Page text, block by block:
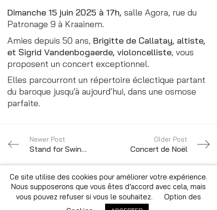
Dimanche 15 juin 2025 à 17h, salle Agora, rue du
Patronage 9 à Kraainem.
Amies depuis 50 ans, Brigitte de Callatay, altiste,
et Sigrid Vandenbogaerde, violoncelliste, vous
proposent un concert exceptionnel.
Elles parcourront un répertoire éclectique partant
du baroque jusqu’à aujourd’hui, dans une osmose
parfaite.
Newer Post
Stand for Swing & Guests
Older Post
Concert de Noël
© Copyright 2026 · Tous droits réservés · Site par
Altitude Creative Agency
Ce site utilise des cookies pour améliorer votre expérience.
Nous supposerons que vous êtes d’accord avec cela, mais
vous pouvez refuser si vous le souhaitez.
Option des